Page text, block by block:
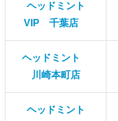
ヘッドミント
VIP 千葉店
ヘッドミント
川崎本町店
ヘッドミント